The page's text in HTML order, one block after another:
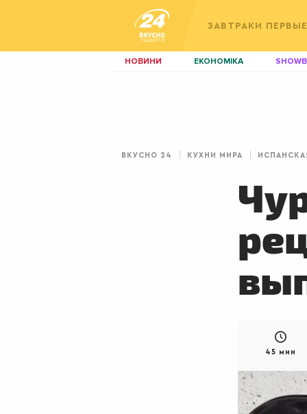
ЗАВТРАКИ
НОВИНИ ЕКОНОМІКА
ВКУСНО 24 КУХНИ МИРА
45 мин